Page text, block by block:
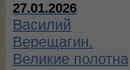
27.01.2026
Василий
Верещагин.
Великие полотна